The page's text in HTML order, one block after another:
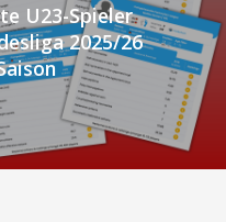
U23-Spieler
2025/26